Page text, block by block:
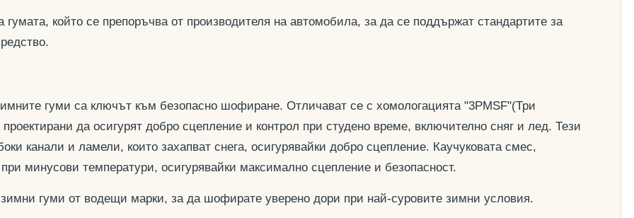
който се препоръчва от производителя на автомобила, за да се поддържат стандартите за
гуми са ключът към безопасно шофиране. Отличават се с хомологацията "3PMSF"(Три
да осигурят добро сцепление и контрол при студено време, включително сняг и лед. Тези
канали и ламели, които захапват снега, осигурявайки добро сцепление. Каучуковата смес,
минусови температури, осигурявайки максимално сцепление и безопасност.
гуми от водещи марки, за да шофирате уверено дори при най-суровите зимни условия.